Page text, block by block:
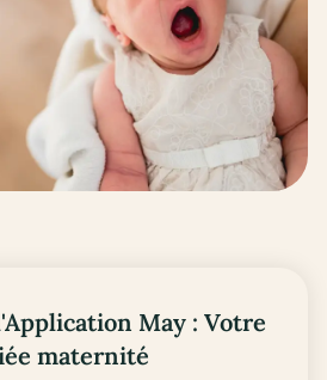
May : Votre
maternité